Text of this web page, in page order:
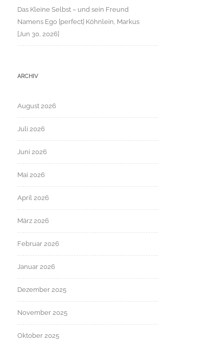
Das Kleine Selbst – und sein Freund
Namens Ego [perfect] Köhnlein, Markus
[Jun 30, 2026]
ARCHIV
August 2026
Juli 2026
Juni 2026
Mai 2026
April 2026
März 2026
Februar 2026
Januar 2026
Dezember 2025
November 2025
Oktober 2025